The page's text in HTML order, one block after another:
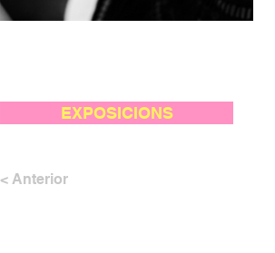
EXPOSICIONS
< Anterior